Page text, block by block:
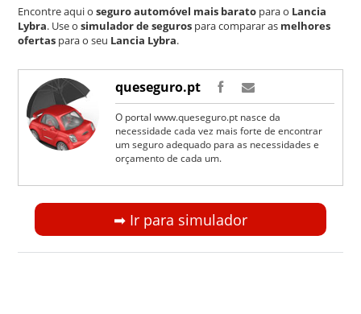
Encontre aqui oseguro automóvel mais barato para o Lancia
Lybra. Use osimulador de seguros para comparar as melhores
ofertas para o seu Lancia Lybra.
queseguro.pt
O portal www.queseguro.pt nasce da
necessidade cada vez mais forte de encontrar
um seguro adequado para as necessidades e
orçamento de cada um.
➡︎ Ir para simulador